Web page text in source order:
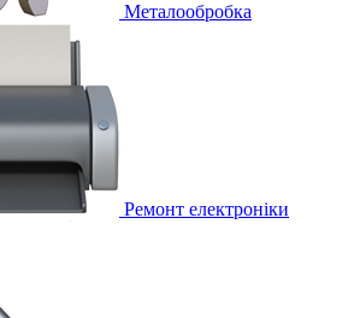
Металообробка
Ремонт електроніки